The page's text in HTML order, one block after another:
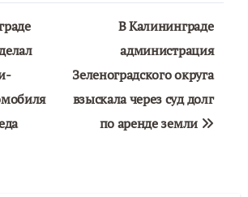
В Калининграде
администрация
Зеленоградского округа
взыскала через суд долг
по аренде земли